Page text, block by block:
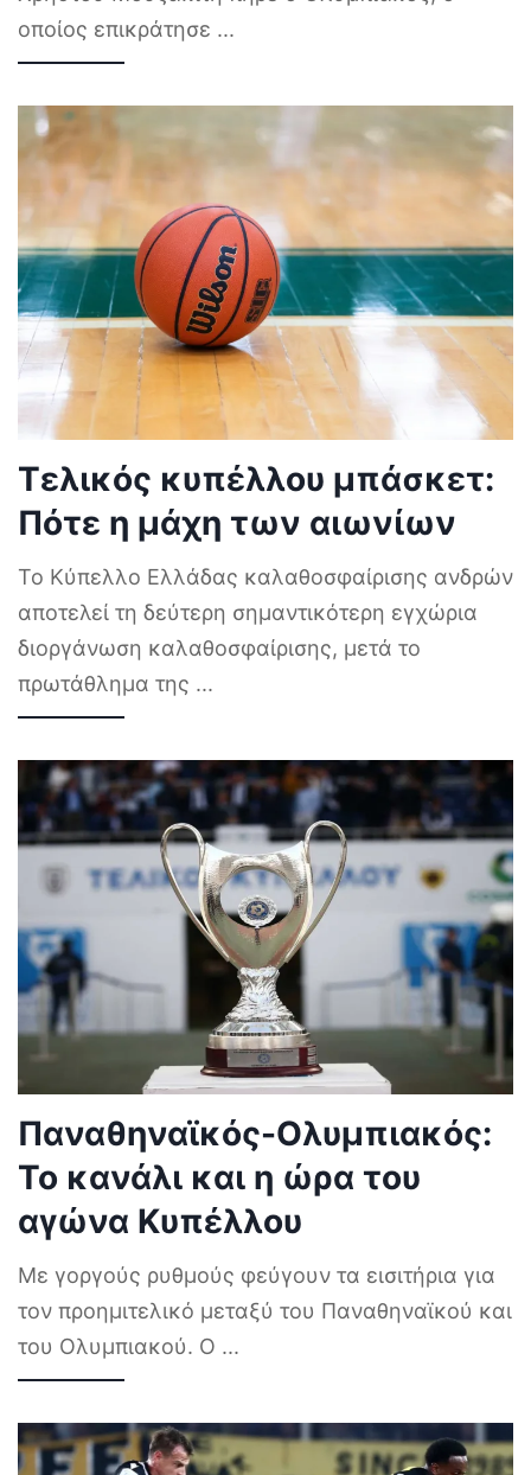
οποίος επικράτησε ...
Τελικός κυπέλλου μπάσκετ:
Πότε η μάχη των αιωνίων
Το Κύπελλο Ελλάδας καλαθοσφαίρισης ανδρών
αποτελεί τη δεύτερη σημαντικότερη εγχώρια
διοργάνωση καλαθοσφαίρισης, μετά το
πρωτάθλημα της ...
Παναθηναϊκός-Ολυμπιακός:
Το κανάλι και η ώρα του
αγώνα Κυπέλλου
Με γοργούς ρυθμούς φεύγουν τα εισιτήρια για
τον προημιτελικό μεταξύ του Παναθηναϊκού και
του Ολυμπιακού. Ο ...